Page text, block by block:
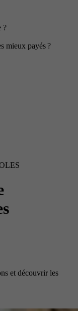
?
mieux payés ?
et découvrir les